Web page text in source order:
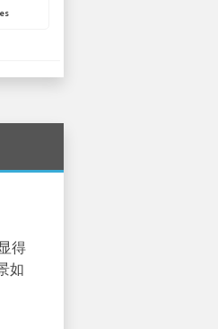
得
如